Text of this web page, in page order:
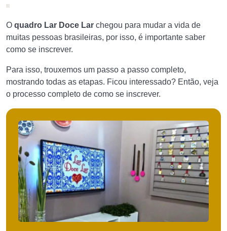
O quadro Lar Doce Lar chegou para mudar a vida de
muitas pessoas brasileiras, por isso, é importante saber
como se inscrever.
Para isso, trouxemos um passo a passo completo,
mostrando todas as etapas. Ficou interessado? Então, veja
o processo completo de como se inscrever.